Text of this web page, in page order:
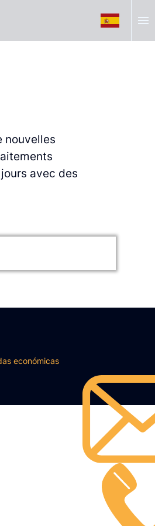
menu
nouvelles
avec des
económicas